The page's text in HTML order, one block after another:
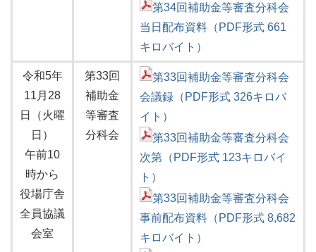
第34回補助金等審査分科会
当日配布資料（PDF形式 661
キロバイト）
令和5年
11月28
日（火曜
日）
午前10
時から
役場庁舎
全員協議
会室
第33回
補助金
等審査
分科会
第33回補助金等審査分科会
会議録（PDF形式 326キロバ
イト）
第33回補助金等審査分科会
次第（PDF形式 123キロバイ
ト）
第33回補助金等審査分科会
事前配布資料（PDF形式 8,682
キロバイト）